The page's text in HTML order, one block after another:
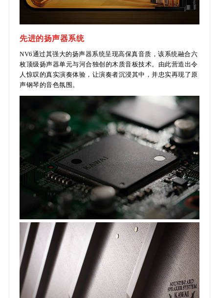
先进的扬声器系统
NV6通过其强大的扬声器系统呈现高保真音质，该系统融合六
枚顶级扬声器单元与河合独创的木质音板技术。由此营造出令
人惊叹的真实演奏体验，让演奏者沉浸其中，并忠实再现了原
声钢琴的音色氛围。